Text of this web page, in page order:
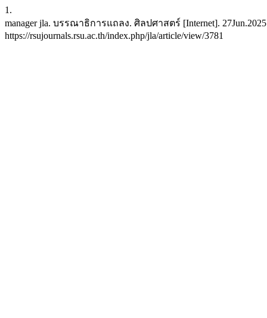
1.
manager jla. บรรณาธิการแถลง. ศิลปศาสตร์ [Internet]. 27Jun.2025
https://rsujournals.rsu.ac.th/index.php/jla/article/view/3781